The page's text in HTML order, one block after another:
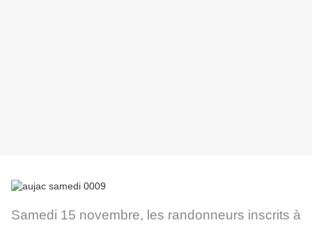
Samedi 15 novembre, les randonneurs inscrits à